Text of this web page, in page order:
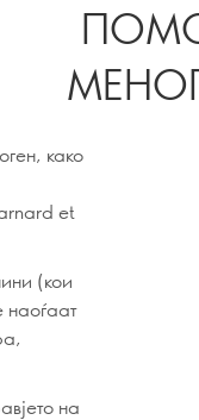
како
et
(кои
наоѓаат
на